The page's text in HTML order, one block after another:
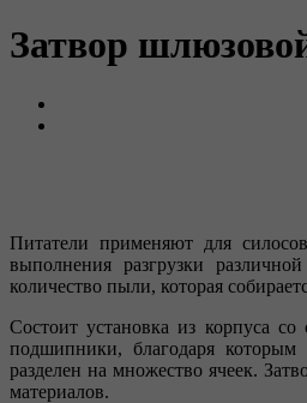
Затвор
Питатели применяют для
выполнения разгрузки
количество пыли, которая
Состоит установка из корпуса
подшипники, благодаря
разделен на множество ячеек.
материалов.